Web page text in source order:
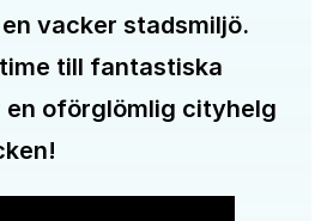
vacker stadsmiljö.
till fantastiska
en oförglömlig cityhelg